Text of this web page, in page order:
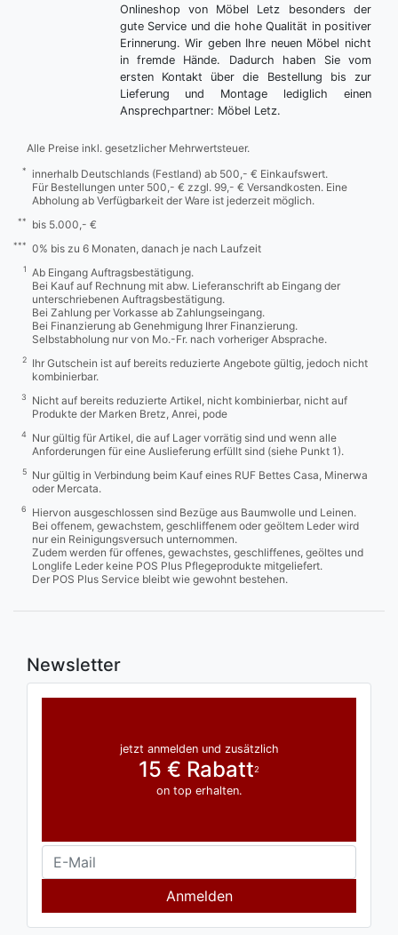
Onlineshop von Möbel Letz besonders der
gute Service und die hohe Qualität in positiver
Erinnerung. Wir geben Ihre neuen Möbel nicht
in fremde Hände. Dadurch haben Sie vom
ersten Kontakt über die Bestellung bis zur
Lieferung und Montage lediglich einen
Ansprechpartner: Möbel Letz.
Alle Preise inkl. gesetzlicher Mehrwertsteuer.
*
innerhalb Deutschlands (Festland) ab 500,- € Einkaufswert.
Für Bestellungen unter 500,- € zzgl. 99,- € Versandkosten. Eine
Abholung ab Verfügbarkeit der Ware ist jederzeit möglich.
** bis 5.000,- €
*** 0% bis zu 6 Monaten, danach je nach Laufzeit
1
Ab Eingang Auftragsbestätigung.
Bei Kauf auf Rechnung mit abw. Lieferanschrift ab Eingang der
unterschriebenen Auftragsbestätigung.
Bei Zahlung per Vorkasse ab Zahlungseingang.
Bei Finanzierung ab Genehmigung Ihrer Finanzierung.
Selbstabholung nur von Mo.-Fr. nach vorheriger Absprache.
2
Ihr Gutschein ist auf bereits reduzierte Angebote gültig, jedoch nicht
kombinierbar.
3
Nicht auf bereits reduzierte Artikel, nicht kombinierbar, nicht auf
Produkte der Marken Bretz, Anrei, pode
4
Nur gültig für Artikel, die auf Lager vorrätig sind und wenn alle
Anforderungen für eine Auslieferung erfüllt sind (siehe Punkt 1).
5
Nur gültig in Verbindung beim Kauf eines RUF Bettes Casa, Minerwa
oder Mercata.
6
Hiervon ausgeschlossen sind Bezüge aus Baumwolle und Leinen.
Bei offenem, gewachstem, geschliffenem oder geöltem Leder wird
nur ein Reinigungsversuch unternommen.
Zudem werden für offenes, gewachstes, geschliffenes, geöltes und
Longlife Leder keine POS Plus Pflegeprodukte mitgeliefert.
Der POS Plus Service bleibt wie gewohnt bestehen.
Newsletter
jetzt anmelden und zusätzlich
15 € Rabatt2
on top erhalten.
Anmelden